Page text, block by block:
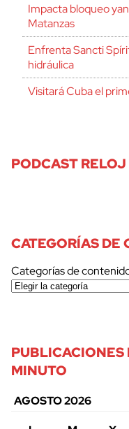
Impacta bloqueo
Matanzas
Enfrenta Sancti
hidráulica
Visitará Cuba el
PODCAST RELOJ
CATEGORÍAS DE
Categorías de
PUBLICACIONES
MINUTO
AGOSTO 2026